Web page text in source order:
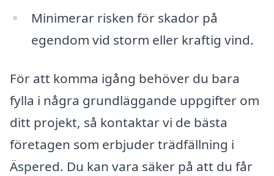
Minimerar risken för skador på
egendom vid storm eller kraftig vind.
För att komma igång behöver du bara
fylla i några grundläggande uppgifter om
ditt projekt, så kontaktar vi de bästa
företagen som erbjuder trädfällning i
Äspered. Du kan vara säker på att du får